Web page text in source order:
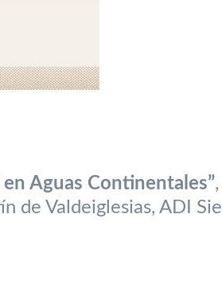
Aguas Continentales”
de Valdeiglesias, ADI